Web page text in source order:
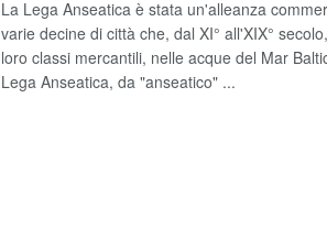
La Lega Anseatica è stata un'alleanza
varie decine di città che, dal XI° all'XIX°
loro classi mercantili, nelle acque del Mar
Lega Anseatica, da "anseatico" ...